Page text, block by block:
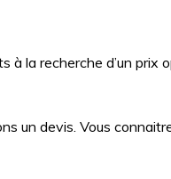
la recherche d’un prix
un devis. Vous